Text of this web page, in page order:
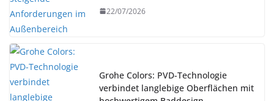
22/07/2026
Grohe Colors: PVD-Technologie
verbindet langlebige Oberflächen mit